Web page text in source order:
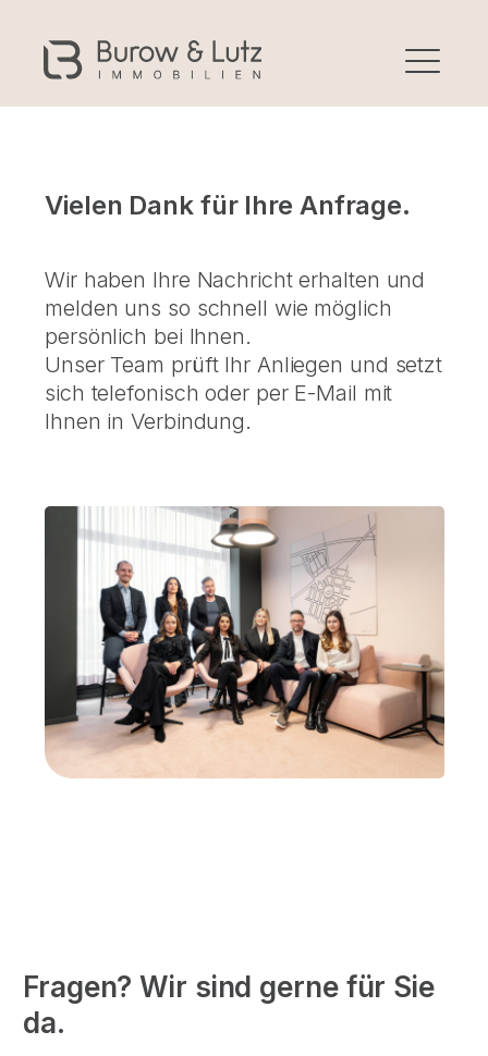
Vielen Dank für Ihre Anfrage.
Wir haben Ihre Nachricht erhalten und
melden uns so schnell wie möglich
persönlich bei Ihnen.
Unser Team prüft Ihr Anliegen und setzt
sich telefonisch oder per E-Mail mit
Ihnen in Verbindung.
Fragen? Wir sind gerne für Sie
da.